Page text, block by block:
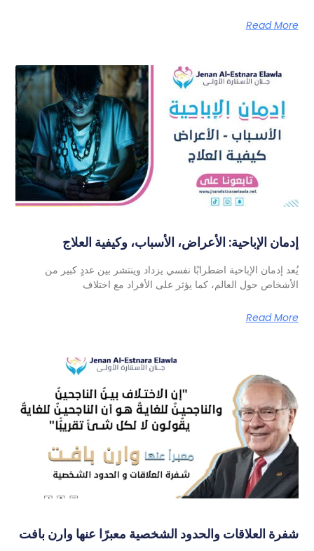
Read More
إدمان الإباحية: الأعراض، الأسباب، وكيفية العلاج
يُعد إدمان الإباحية اضطرابًا نفسي يزداد وينتشر بين عددٍ كبير من
الأشخاص حول العالم، كما يؤثر على الأفراد مع اختلاف
Read More
شفرة العلاقات والحدود الشخصية معبرًا عنها وارن بافت